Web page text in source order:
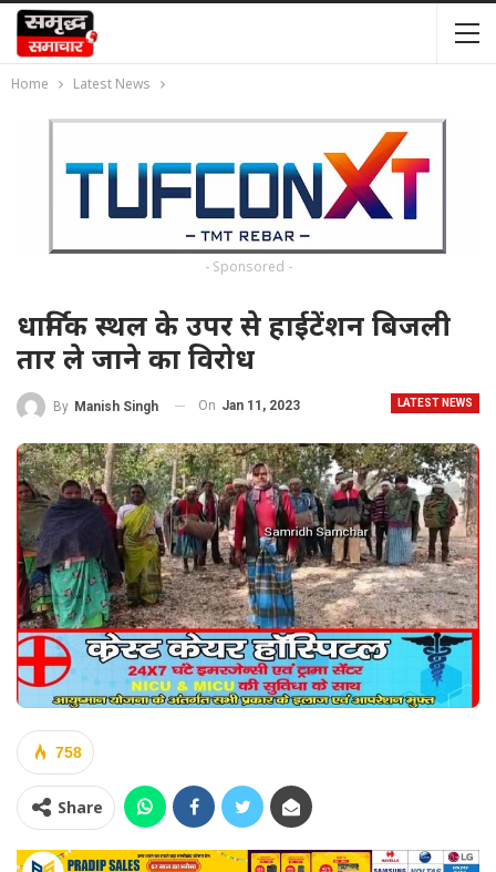
Home Latest News
- Sponsored -
धार्मिक स्थल के उपर से हाईटेंशन बिजली
तार ले जाने का विरोध
LATEST NEWS
By Manish Singh On Jan 11, 2023
758
Share